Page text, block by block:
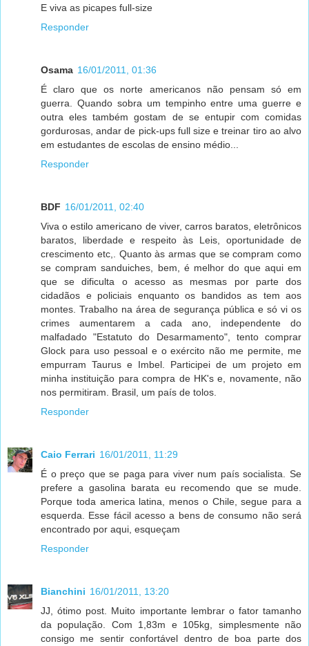
E viva as picapes full-size
Responder
Osama 16/01/2011, 01:36
É claro que os norte americanos não pensam só em
guerra. Quando sobra um tempinho entre uma guerre e
outra eles também gostam de se entupir com comidas
gordurosas, andar de pick-ups full size e treinar tiro ao alvo
em estudantes de escolas de ensino médio...
Responder
BDF 16/01/2011, 02:40
Viva o estilo americano de viver, carros baratos, eletrônicos
baratos, liberdade e respeito às Leis, oportunidade de
crescimento etc,. Quanto às armas que se compram como
se compram sanduiches, bem, é melhor do que aqui em
que se dificulta o acesso as mesmas por parte dos
cidadãos e policiais enquanto os bandidos as tem aos
montes. Trabalho na área de segurança pública e só vi os
crimes aumentarem a cada ano, independente do
malfadado "Estatuto do Desarmamento", tento comprar
Glock para uso pessoal e o exército não me permite, me
empurram Taurus e Imbel. Participei de um projeto em
minha instituição para compra de HK's e, novamente, não
nos permitiram. Brasil, um país de tolos.
Responder
Caio Ferrari 16/01/2011, 11:29
É o preço que se paga para viver num país socialista. Se
prefere a gasolina barata eu recomendo que se mude.
Porque toda america latina, menos o Chile, segue para a
esquerda. Esse fácil acesso a bens de consumo não será
encontrado por aqui, esqueçam
Responder
Bianchini 16/01/2011, 13:20
JJ, ótimo post. Muito importante lembrar o fator tamanho
da população. Com 1,83m e 105kg, simplesmente não
consigo me sentir confortável dentro de boa parte dos